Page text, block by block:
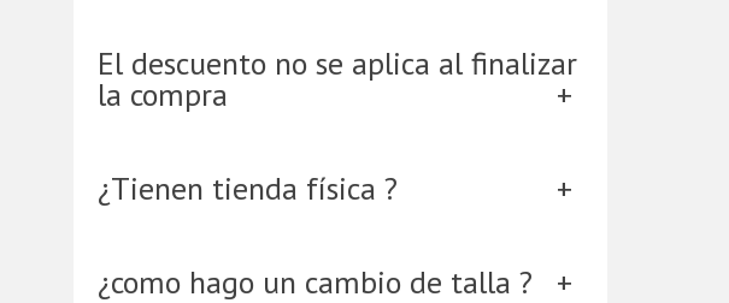
El descuento no se aplica al finalizar
la compra
¿Tienen tienda física ?
¿como hago un cambio de talla ?